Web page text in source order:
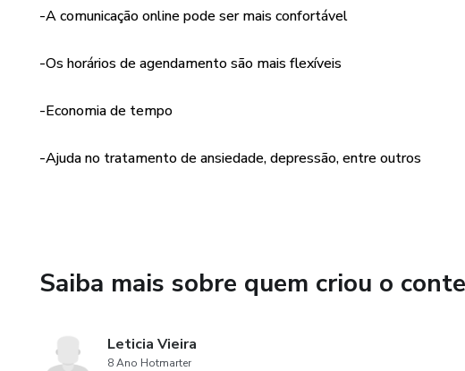
-A comunicação online pode ser mais confortável
-Os horários de agendamento são mais flexíveis
-Economia de tempo
-Ajuda no tratamento de ansiedade, depressão, entre outros
Saiba mais sobre quem criou o
Leticia Vieira
8 Ano Hotmarter